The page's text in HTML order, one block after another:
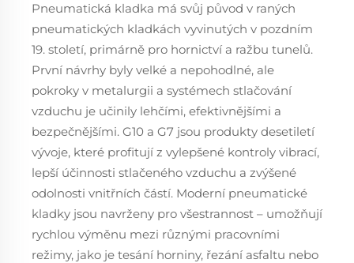
Pneumatická kladka má svůj původ v raných
pneumatických kladkách vyvinutých v pozdním
19. století, primárně pro hornictví a ražbu tunelů.
První návrhy byly velké a nepohodlné, ale
pokroky v metalurgii a systémech stlačování
vzduchu je učinily lehčími, efektivnějšími a
bezpečnějšími. G10 a G7 jsou produkty desetiletí
vývoje, které profitují z vylepšené kontroly vibrací,
lepší účinnosti stlačeného vzduchu a zvýšené
odolnosti vnitřních částí. Moderní pneumatické
kladky jsou navrženy pro všestrannost – umožňují
rychlou výměnu mezi různými pracovními
režimy, jako je tesání horniny, řezání asfaltu nebo